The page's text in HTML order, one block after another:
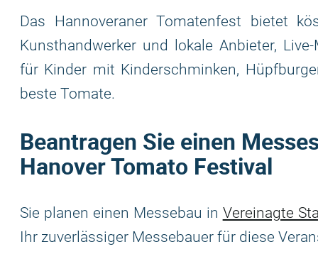
Das Hannoveraner Tomatenfest bietet
Kunsthandwerker und lokale Anbieter,
für Kinder mit Kinderschminken,
beste Tomate.
Beantragen Sie einen
Hanover Tomato Festival
Sie planen einen Messebau in Vereinagte
Ihr zuverlässiger Messebauer für diese